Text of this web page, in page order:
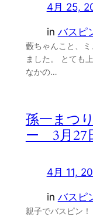
4月 25,
in バスピ
藪ちゃんこと、
ました。 とても
なかの…
孫一まつ
ー 3月27
4月 11,
in バスピ
親子でバスピン